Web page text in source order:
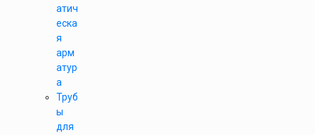
атич
еска
я
арм
атур
а
Труб
ы
для